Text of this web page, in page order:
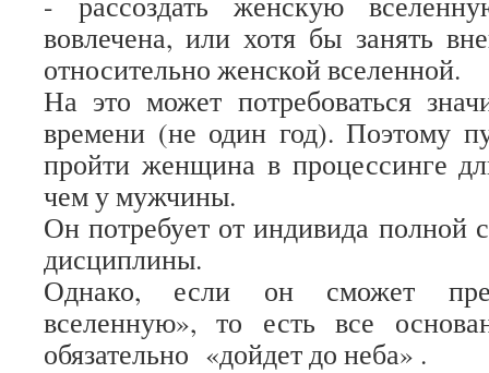
вовлечена, или хотя бы занять
относительно женской вселенной.
На это может потребоваться
времени (не один год). Поэтому
пройти женщина в процессинге
чем у мужчины.
Он потребует от индивида полной
дисциплины.
Однако, если он сможет
вселенную», то есть все
обязательно «дойдет до неба» .